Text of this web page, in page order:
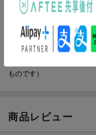
日本鉄鋼協会「俵論文賞
動に入るため退社。現在
一般企業人を対象に本格
「家庭ゼミナール」「企
推進キャンペーンを展開
ものです）
商品レビュー